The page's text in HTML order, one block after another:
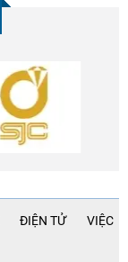
ĐIỆN TỬ VIỆC